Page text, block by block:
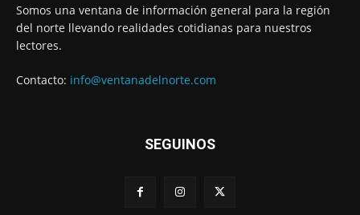
Somos una ventana de información general para la región
del norte llevando realidades cotidianas para nuestros
lectores.
Contacto: info@ventanadelnorte.com
SEGUINOS